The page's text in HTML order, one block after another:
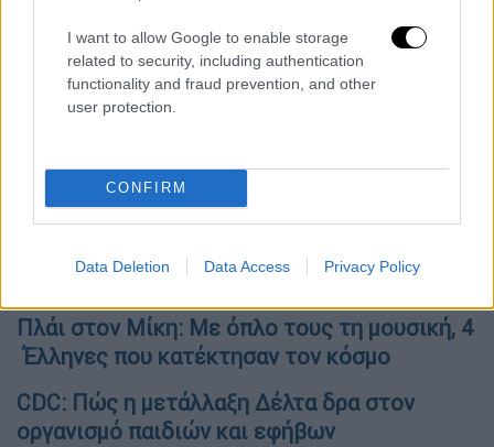
I want to allow Google to enable storage
related to security, including authentication
functionality and fraud prevention, and other
user protection.
CONFIRM
Data Deletion Data Access Privacy Policy
ποινικό αδίκημα τον σχεδιασμό
τρομοκρατικών ενεργειών και δεσμεύτηκε
ότι αυτό θα εγκριθεί μέσα στον μήνα.
Φωτιά στον Ελαιώνα: Πυρκαγιά κοντά στο
hot spot μεταναστών
Αυξήσεις - φωτιά στις τιμές: 1 στα 3
νοικοκυριά κινδυνεύει με φτωχοποίηση
Πλάι στον Μίκη: Με όπλο τους τη μουσική, 4
Έλληνες που κατέκτησαν τον κόσμο
CDC: Πώς η μετάλλαξη Δέλτα δρα στον
οργανισμό παιδιών και εφήβων